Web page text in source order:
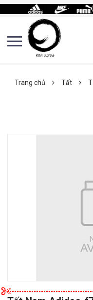
Trang chủ Tất